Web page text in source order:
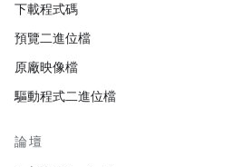
下載程式碼
預覽二進位檔
原廠映像檔
驅動程式二進位檔
論壇